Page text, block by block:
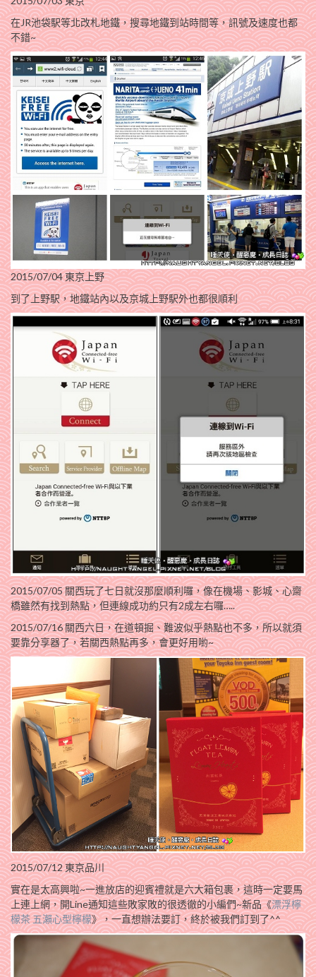
在JR池袋駅等北改札地鐵，搜尋地鐵到站時間等，訊號及速度也都
不錯~
2015/07/04 東京上野
到了上野駅，地鐵站內以及京城上野駅外也都很順利
2015/07/05 關西玩了七日就沒那麼順利囉，像在機場、影城、心齋
橋雖然有找到熱點，但連線成功約只有2成左右囉…..
2015/07/16 關西六日，在道頓掘、難波似乎熱點也不多，所以就須
要靠分享器了，若關西熱點再多，會更好用喲~
2015/07/12 東京品川
實在是太高興啦~一進放店的迎賓禮就是六大箱包裹，這時一定要馬
上連上網，開Line通知這些敗家敗的很透徹的小編們~新品《漂浮檸
檬茶 五瀨心型檸檬》，一直想辦法要訂，終於被我們訂到了^^